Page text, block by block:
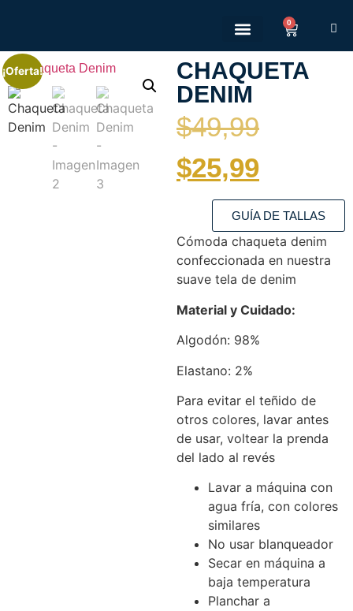
0
¡Oferta!
CHAQUETA
DENIM
$49,99
$25,99
GUÍA DE TALLAS
Cómoda chaqueta denim
confeccionada en nuestra
suave tela de denim
Material y Cuidado:
Algodón: 98%
Elastano: 2%
Para evitar el teñido de
otros colores, lavar antes
de usar, voltear la prenda
del lado al revés
Lavar a máquina con
agua fría, con colores
similares
No usar blanqueador
Secar en máquina a
baja temperatura
Planchar a